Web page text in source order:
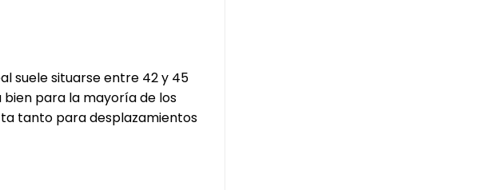
suele situarse entre 42 y 45
bien para la mayoría de los
tanto para desplazamientos